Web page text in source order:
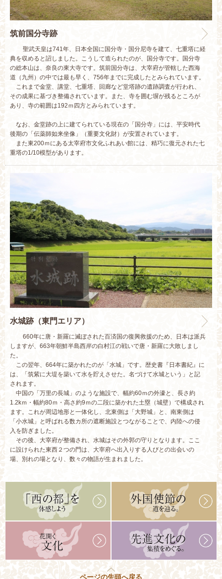
筑前国分寺跡
聖武天皇は741年、日本全国に国分寺・国分尼寺を建て、七重塔に経
典を収めると詔しました。こうして造られたのが、国分寺です。国分寺
の総本山は、奈良の東大寺です。筑前国分寺は、大宰府が管轄した西海
道（九州）の中では最も早く、756年までに完成したとみられています。
これまで金堂、講堂、七重塔、回廊など堂塔跡の遺跡調査が行われ、
その成果に基づき整備されています。また、寺を囲む塀が残るところが
あり、寺の範囲は192ｍ四方とみられています。
なお、金堂跡の上に建てられている現在の「国分寺」には、平安時代
後期の「伝薬師如来坐像」（重要文化財）が安置されています。
また東200ｍにある太宰府市文化ふれあい館には、精巧に復元された七
重塔の1/10模型があります。
水城跡（東門エリア）
660年に唐・新羅に滅ぼされた百済国の復興救援のため、日本は派兵
しますが、663年朝鮮半島西岸の白村江の戦いで唐・新羅に大敗しまし
た。
この翌年、664年に築かれたのが「水城」です。歴史書『日本書紀』に
は、「筑紫に大堤を築いて水を貯えさせた。名づけて水城という」と記
されます。
中国の「万里の長城」のような施設で、幅約60ｍの外濠と、長さ約
1.2kｍ・幅約80ｍ・高さ約9ｍの二段に築かれた土塁（城壁）で構成され
ます。これが周辺地形と一体化し、北東側は「大野城」と、南東側は
「小水城」と呼ばれる数カ所の遮断施設とつながることで、内陸への侵
入を防ぎました。
その後、大宰府が整備され、水城はその外郭の守りとなります。ここ
に設けられた東西２つの門は、大宰府へ出入りする人びとの出会いの
場、別れの場となり、数々の物語が生まれました。
ページの先頭へ戻る